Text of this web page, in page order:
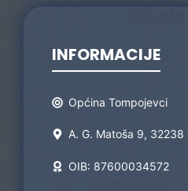
INFORMACIJE
Općina Tompojevci
A. G. Matoša 9, 32238
OIB: 87600034572